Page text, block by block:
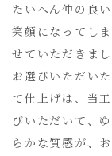
たいへん仲の良
笑顔になってし
せていただきまし
お選びいただい
て仕上げは、当
びいただいて、
らかな質感が、